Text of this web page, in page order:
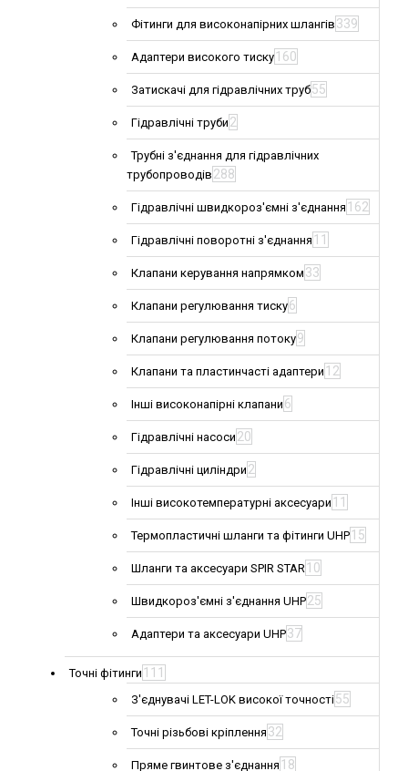
Фітинги для високонапірних шлангів 339
Адаптери високого тиску 160
Затискачі для гідравлічних труб55
Гідравлічні труби 2
Трубні з'єднання для гідравлічних
трубопроводів 288
Гідравлічні швидкороз'ємні з'єднання 162
Гідравлічні поворотні з'єднання 11
Клапани керування напрямком 33
Клапани регулювання тиску6
Клапани регулювання потоку9
Клапани та пластинчасті адаптери 12
Інші високонапірні клапани 6
Гідравлічні насоси 20
Гідравлічні циліндри 2
Інші високотемпературні аксесуари 11
Термопластичні шланги та фітинги UHP 15
Шланги та аксесуари SPIR STAR 10
Швидкороз'ємні з'єднання UHP25
Адаптери та аксесуари UHP37
Точні фітинги 111
З'єднувачі LET-LOK високої точності55
Точні різьбові кріплення 32
Пряме гвинтове з'єднання 18